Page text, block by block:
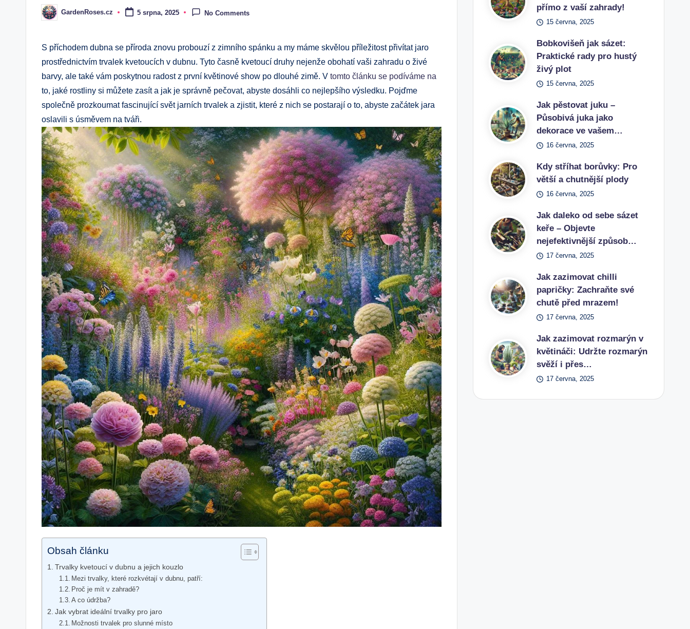
Posted
by
GardenRoses.cz 5 srpna, 2025 No Comments
S příchodem dubna se příroda znovu probouzí z zimního spánku a my máme skvělou příležitost přivítat jaro
prostřednictvím trvalek kvetoucích v dubnu. Tyto časně kvetoucí druhy nejenže obohatí vaši zahradu o živé
barvy, ale také vám poskytnou radost z první květinové show po dlouhé zimě. V tomto článku se podíváme na
to, jaké rostliny si můžete zasít a jak je správně pečovat, abyste dosáhli co nejlepšího výsledku. Pojďme
společně prozkoumat fascinující svět jarních trvalek a zjistit, které z nich se postarají o to, abyste začátek jara
oslavili s úsměvem na tváři.
Obsah článku
Trvalky kvetoucí v dubnu a jejich kouzlo
Mezi trvalky, které rozkvétají v dubnu, patří:
Proč je mít v zahradě?
A co údržba?
Jak vybrat ideální trvalky pro jaro
Možnosti trvalek pro slunné místo
přímo z vaší zahrady!
15 června, 2025
Bobkovišeň jak sázet:
Praktické rady pro hustý
živý plot
15 června, 2025
Jak pěstovat juku –
Působivá juka jako
dekorace ve vašem…
16 června, 2025
Kdy stříhat borůvky: Pro
větší a chutnější plody
16 června, 2025
Jak daleko od sebe sázet
keře – Objevte
nejefektivnější způsob…
17 června, 2025
Jak zazimovat chilli
papričky: Zachraňte své
chutě před mrazem!
17 června, 2025
Jak zazimovat rozmarýn v
květináči: Udržte rozmarýn
svěží i přes…
17 června, 2025